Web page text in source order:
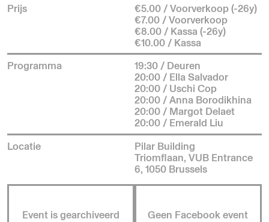
Prijs
€5.00 / Voorverkoop (-26y)
€7.00 / Voorverkoop
€8.00 / Kassa (-26y)
€10.00 / Kassa
Programma
19:30 / Deuren
20:00 / Ella Salvador
20:00 / Uschi Cop
20:00 / Anna Borodikhina
20:00 / Margot Delaet
20:00 / Emerald Liu
Locatie
Pilar Building
Triomflaan, VUB Entrance
6, 1050 Brussels
Event is gearchiveerd Geen Facebook event